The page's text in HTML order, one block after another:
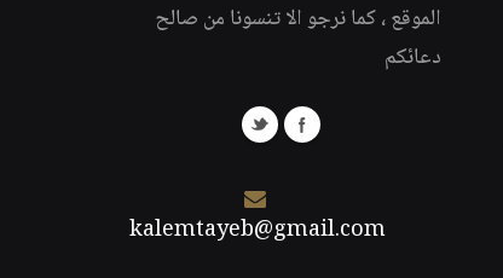
الموقع ، كما نرجو الا تنسونا من صالح
دعائكم
kalemtayeb@gmail.com